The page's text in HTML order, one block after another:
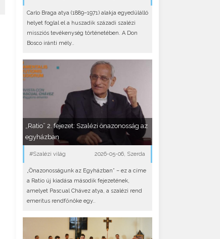
Carlo Braga atya (1889–1971) alakja egyedülálló
helyet foglal el a huszadik századi szalézi
missziós tevékenység történetében. A Don
Bosco iránti mély..
„Ratio” 2. fejezet: Szalézi önazonosság az
egyházban
#Szalézi világ 2026-05-06, Szerda
„Önazonosságunk az Egyházban” – ez a címe
a Ratio új kiadása második fejezetének,
amelyet Pascual Chávez atya, a szalézi rend
emeritus rendfőnöke egy..